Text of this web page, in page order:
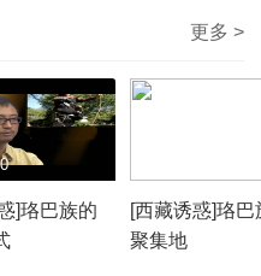
更多 >
]珞巴族的
[西藏诱惑]珞巴
聚集地